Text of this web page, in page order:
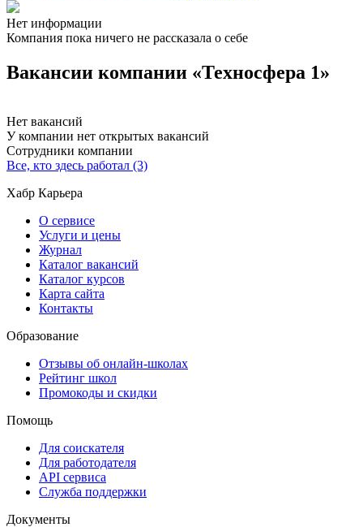
Нет информации
Компания пока ничего не рассказала о себе
Вакансии компании «Техносфера 1»
Нет вакансий
У компании нет открытых вакансий
Сотрудники компании
Все, кто здесь работал (3)
Хабр Карьера
О сервисе
Услуги и цены
Журнал
Каталог вакансий
Каталог курсов
Карта сайта
Контакты
Образование
Отзывы об онлайн-школах
Рейтинг школ
Промокоды и скидки
Помощь
Для соискателя
Для работодателя
API сервиса
Служба поддержки
Документы